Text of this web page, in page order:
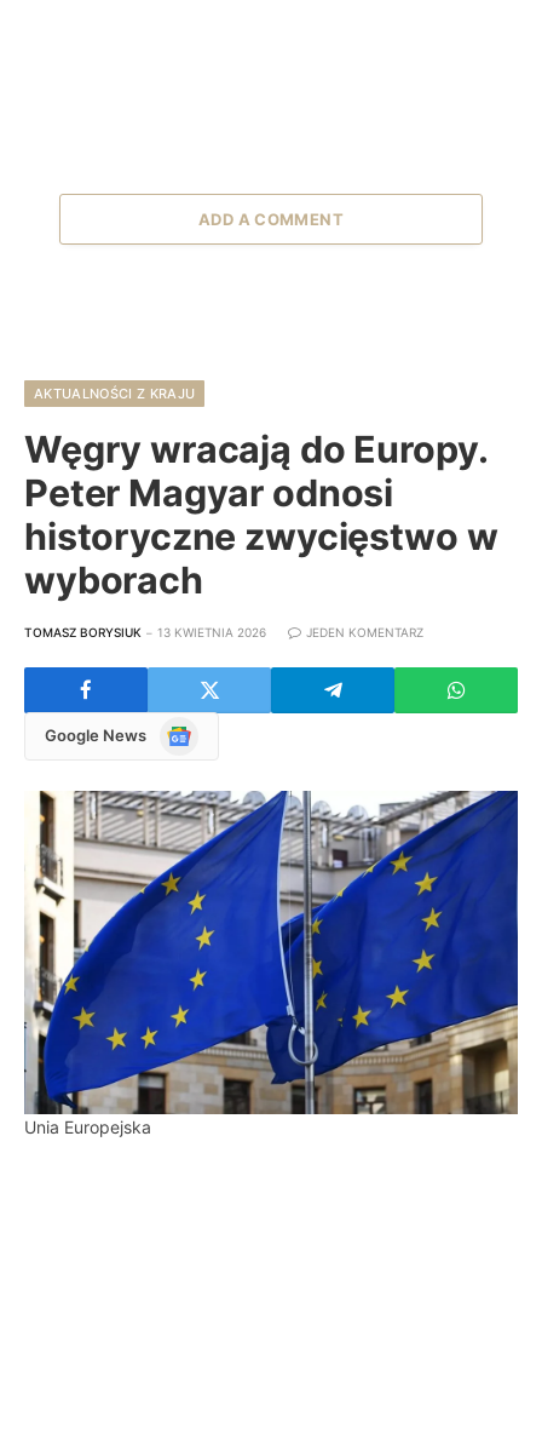
ADD A COMMENT
AKTUALNOŚCI Z KRAJU
Węgry wracają do Europy.
Peter Magyar odnosi
historyczne zwycięstwo w
wyborach
TOMASZ BORYSIUK 13 KWIETNIA 2026 JEDEN KOMENTARZ
Google News
Google
Unia Europejska